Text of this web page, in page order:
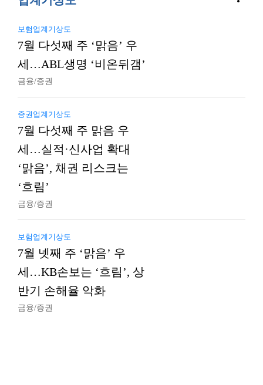
보험업계기상도
7월 다섯째 주 ‘맑음’ 우
세…ABL생명 ‘비온뒤갬’
금융/증권
증권업계기상도
7월 다섯째 주 맑음 우
세…실적·신사업 확대
‘맑음’, 채권 리스크는
‘흐림’
금융/증권
보험업계기상도
7월 넷째 주 ‘맑음’ 우
세…KB손보는 ‘흐림’, 상
반기 손해율 악화
금융/증권